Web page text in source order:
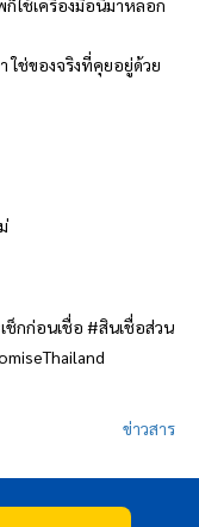
ใช้เครื่องมือนี้มาหลอก
ใช่ของจริงที่คุยอยู่ด้วย
กก่อนเชื่อ #สินเชื่อส่วน
ข่าวสาร